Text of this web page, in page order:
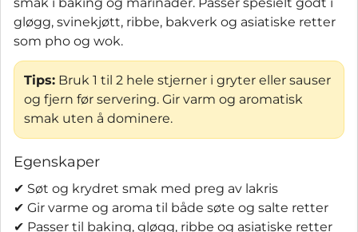
gløgg, svinekjøtt, ribbe, bakverk og asiatiske retter
som pho og wok.
Tips: Bruk 1 til 2 hele stjerner i gryter eller sauser
og fjern før servering. Gir varm og aromatisk
smak uten å dominere.
Egenskaper
✔ Søt og krydret smak med preg av lakris
✔ Gir varme og aroma til både søte og salte retter
✔ Passer til baking, gløgg, ribbe og asiatiske retter